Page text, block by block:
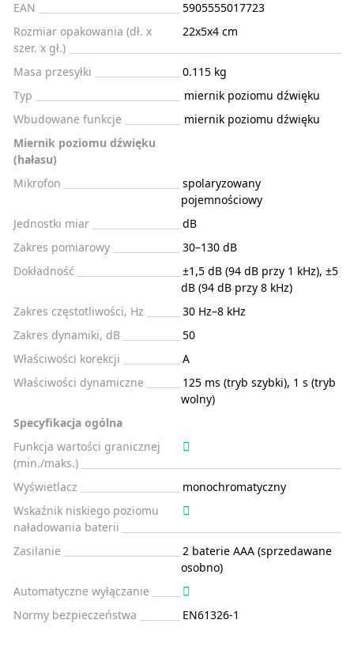
EAN
5905555017723
Rozmiar opakowania (dł. x
szer. x gł.)
22x5x4 cm
Masa przesyłki
0.115 kg
Typ
miernik poziomu dźwięku
Wbudowane funkcje
miernik poziomu dźwięku
Miernik poziomu dźwięku
(hałasu)
Mikrofon
spolaryzowany
pojemnościowy
Jednostki miar
dB
Zakres pomiarowy
30–130 dB
Dokładność
±1,5 dB (94 dB przy 1 kHz), ±5
dB (94 dB przy 8 kHz)
Zakres częstotliwości, Hz
30 Hz–8 kHz
Zakres dynamiki, dB
50
Właściwości korekcji
A
Właściwości dynamiczne
125 ms (tryb szybki), 1 s (tryb
wolny)
Specyfikacja ogólna
Funkcja wartości granicznej
(min./maks.)
Wyświetlacz
monochromatyczny
Wskaźnik niskiego poziomu
naładowania baterii
Zasilanie
2 baterie AAA (sprzedawane
osobno)
Automatyczne wyłączanie
Normy bezpieczeństwa
EN61326-1